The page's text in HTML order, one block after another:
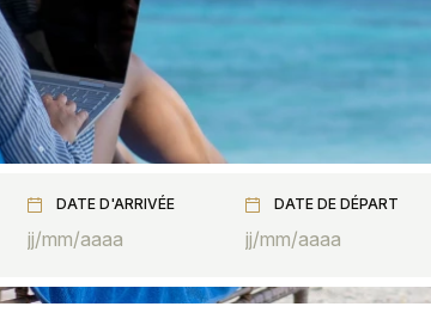
DATE D'ARRIVÉE DATE DE DÉPART